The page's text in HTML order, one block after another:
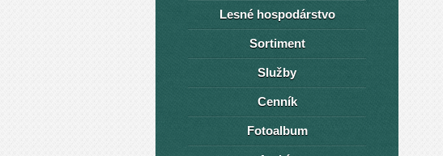
Lesné hospodárstvo
Sortiment
Služby
Cenník
Fotoalbum